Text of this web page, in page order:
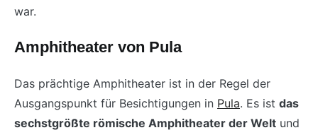
war.
Amphitheater von Pula
Das prächtige Amphitheater ist in der Regel der
Ausgangspunkt für Besichtigungen in Pula. Es ist das
sechstgrößte römische Amphitheater der Welt und